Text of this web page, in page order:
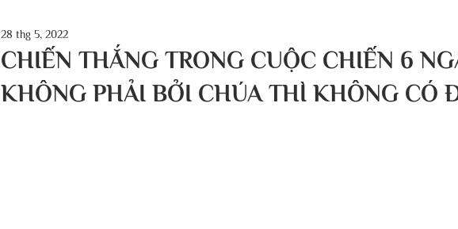
CHIẾN THẮNG TRONG CUỘC CHIẾN 6
KHÔNG PHẢI BỞI CHÚA THÌ KHÔNG CÓ
28 thg 5, 2022